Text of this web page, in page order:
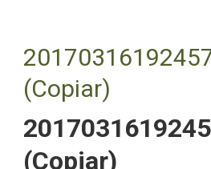
(Copiar)
(Copiar)